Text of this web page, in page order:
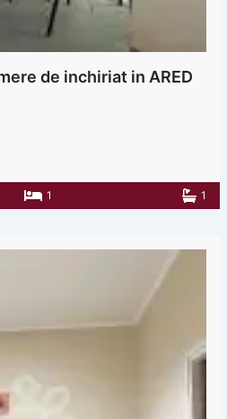
de inchiriat in ARED
1 1